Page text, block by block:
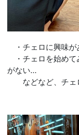
・チェロに興味が
・チェロを始めて
がない…
などなど、チェ